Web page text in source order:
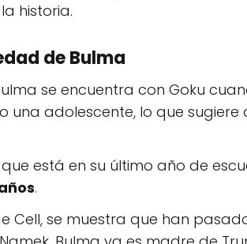
historia.
de Bulma
se encuentra con Goku
una adolescente, lo que
está en su último año de
.
Cell, se muestra que han